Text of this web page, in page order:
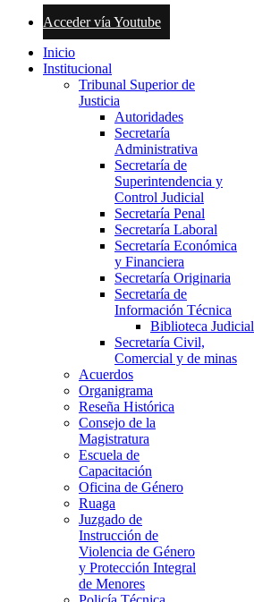
Acceder vía Youtube
Inicio
Institucional
Tribunal Superior de
Justicia
Autoridades
Secretaría
Administrativa
Secretaría de
Superintendencia y
Control Judicial
Secretaría Penal
Secretaría Laboral
Secretaría Económica
y Financiera
Secretaría Originaria
Secretaría de
Información Técnica
Biblioteca Judicial
Secretaría Civil,
Comercial y de minas
Acuerdos
Organigrama
Reseña Histórica
Consejo de la
Magistratura
Escuela de
Capacitación
Oficina de Género
Ruaga
Juzgado de
Instrucción de
Violencia de Género
y Protección Integral
de Menores